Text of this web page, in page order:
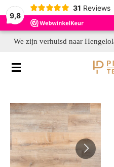
9,8
31 Reviews
We zijn verhuisd naar